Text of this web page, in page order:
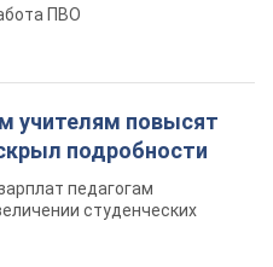
ПВО
учителям повысят
подробности
педагогам
студенческих